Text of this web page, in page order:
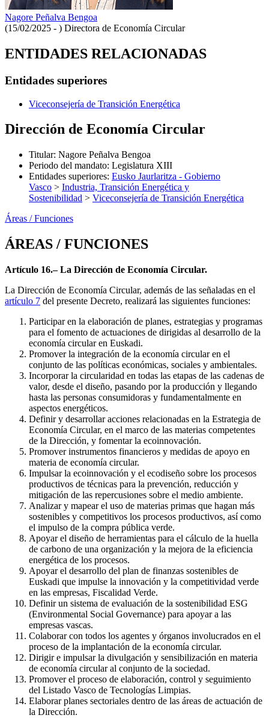
Nagore Peñalva Bengoa
(15/02/2025 - ) Directora de Economía Circular
ENTIDADES RELACIONADAS
Entidades superiores
Viceconsejería de Transición Energética
Dirección de Economía Circular
Titular: Nagore Peñalva Bengoa
Periodo del mandato: Legislatura XIII
Entidades superiores: Eusko Jaurlaritza - Gobierno
Vasco > Industria, Transición Energética y
Sostenibilidad > Viceconsejería de Transición Energética
Áreas / Funciones
ÁREAS / FUNCIONES
Artículo 16.– La Dirección de Economía Circular.
La Dirección de Economía Circular, además de las señaladas en el
artículo 7 del presente Decreto, realizará las siguientes funciones:
Participar en la elaboración de planes, estrategias y programas
para el fomento de actuaciones de dirigidas al desarrollo de la
economía circular en Euskadi.
Promover la integración de la economía circular en el
conjunto de las políticas económicas, sociales y ambientales.
Incorporar la circularidad en todas las etapas de las cadenas de
valor, desde el diseño, pasando por la producción y llegando
hasta las personas consumidoras y fundamentalmente en
aspectos energéticos.
Definir y desarrollar acciones relacionadas en la Estrategia de
Economía Circular, en el marco de las materias competentes
de la Dirección, y fomentar la ecoinnovación.
Promover instrumentos financieros y medidas de apoyo en
materia de economía circular.
Impulsar la ecoinnovación y el ecodiseño sobre los procesos
productivos de técnicas para la prevención, reducción y
mitigación de las repercusiones sobre el medio ambiente.
Analizar y mapear el uso de materias primas que hagan más
sostenibles y competitivos los procesos productivos, así como
el impulso de la compra pública verde.
Apoyar el diseño de herramientas para el cálculo de la huella
de carbono de una organización y la mejora de la eficiencia
energética de los procesos.
Apoyar el desarrollo del plan de finanzas sostenibles de
Euskadi que impulse la innovación y la competitividad verde
en las empresas, Fiscalidad Verde.
Definir un sistema de evaluación de la sostenibilidad ESG
(Environmental Social Governance) para apoyar a las
empresas vascas.
Colaborar con todos los agentes y órganos involucrados en el
proceso de la implantación de la economía circular.
Dirigir e impulsar la divulgación y sensibilización en materia
de economía circular al conjunto de la sociedad.
Promover el proceso de elaboración, control y seguimiento
del Listado Vasco de Tecnologías Limpias.
Elaborar planes sectoriales dentro de las áreas de actuación de
la Dirección.